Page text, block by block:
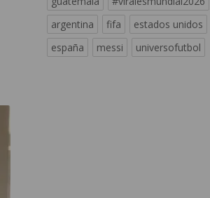
argentina
fifa
estados unidos
españa
messi universofutbol